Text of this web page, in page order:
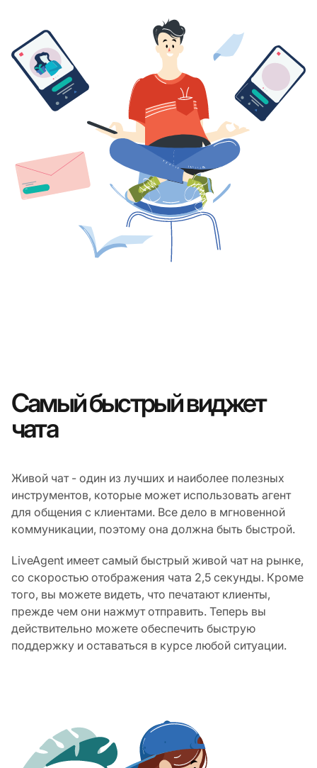
Самый быстрый виджет
чата
Живой чат - один из лучших и наиболее полезных
инструментов, которые может использовать агент
для общения с клиентами. Все дело в мгновенной
коммуникации, поэтому она должна быть быстрой.
LiveAgent имеет самый быстрый живой чат на рынке,
со скоростью отображения чата 2,5 секунды. Кроме
того, вы можете видеть, что печатают клиенты,
прежде чем они нажмут отправить. Теперь вы
действительно можете обеспечить быструю
поддержку и оставаться в курсе любой ситуации.